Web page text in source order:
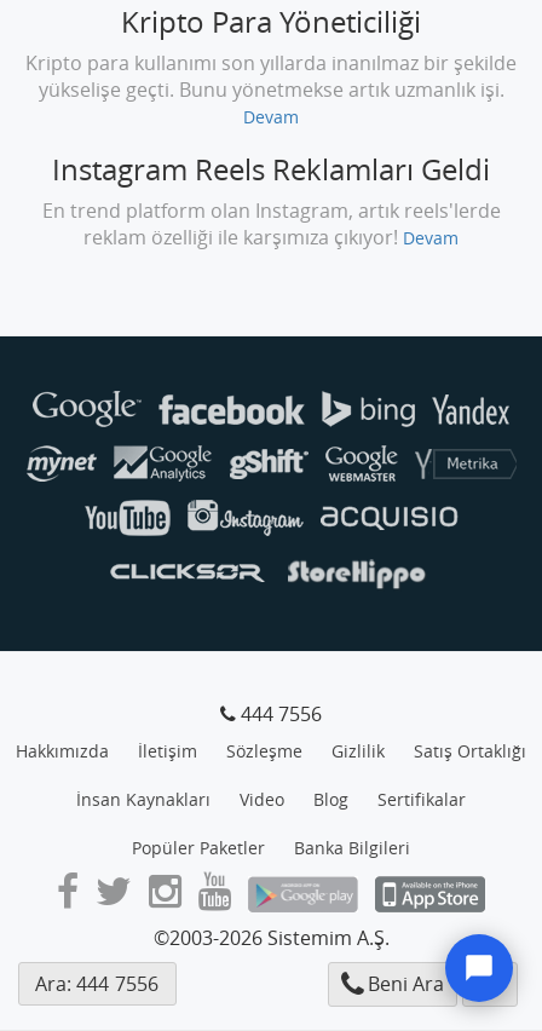
Kripto Para Yöneticiliği
Kripto para kullanımı son yıllarda inanılmaz bir şekilde
yükselişe geçti. Bunu yönetmekse artık uzmanlık işi.
Devam
Instagram Reels Reklamları Geldi
En trend platform olan Instagram, artık reels'lerde
reklam özelliği ile karşımıza çıkıyor! Devam
444 7556
Hakkımızda İletişim Sözleşme Gizlilik Satış Ortaklığı
İnsan Kaynakları Video Blog Sertifikalar
Popüler Paketler Banka Bilgileri
©2003-2026 Sistemim A.Ş.
Ara: 444 7556 Beni Ara
Genellikle anında yanıt verir